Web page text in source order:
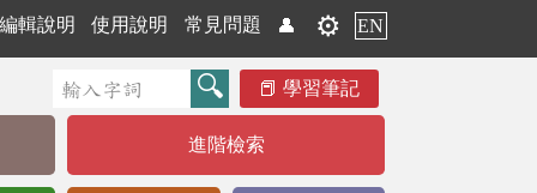
編輯說明 使用說明 常見問題 👤 ⚙️ EN
學習筆記
進階檢索